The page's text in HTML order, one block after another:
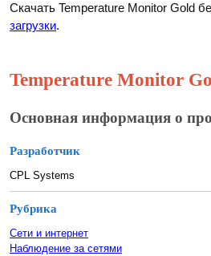
Скачать Temperature Monitor Gold
загрузки.
Temperature Monitor
Основная информация о
Разработчик
CPL Systems
Рубрика
Сети и интернет
Наблюдение за сетями